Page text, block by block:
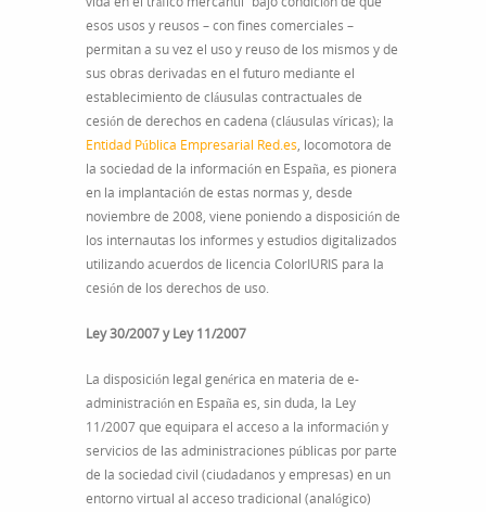
esos usos y reusos – con fines comerciales –
permitan a su vez el uso y reuso de los mismos y de
sus obras derivadas en el futuro mediante el
establecimiento de cláusulas contractuales de
cesión de derechos en cadena (cláusulas víricas); la
Entidad Pública Empresarial Red.es, locomotora de
la sociedad de la información en España, es pionera
en la implantación de estas normas y, desde
noviembre de 2008, viene poniendo a disposición de
los internautas los informes y estudios digitalizados
utilizando acuerdos de licencia ColorIURIS para la
cesión de los derechos de uso.
Ley 30/2007 y Ley 11/2007
La disposición legal genérica en materia de e-
administración en España es, sin duda, la Ley
11/2007 que equipara el acceso a la información y
servicios de las administraciones públicas por parte
de la sociedad civil (ciudadanos y empresas) en un
entorno virtual al acceso tradicional (analógico)